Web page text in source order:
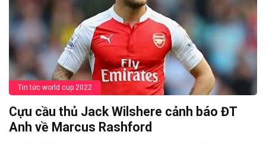
Tin tức world cup 2022
Cựu cầu thủ Jack Wilshere cảnh báo ĐT
Anh về Marcus Rashford